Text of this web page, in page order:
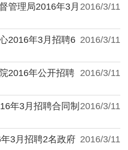
2016/3/11
管理局2016年3月
2016/3/11
2016年3月招聘6
2016/3/11
2016年公开招聘
2016/3/11
年3月招聘合同制
2016/3/11
3月招聘2名政府